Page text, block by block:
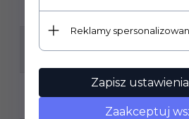
NA ZEWNĄTRZ / WEWNĄTRZ
SPRZEDAŻ PRODUKTU:
PRODUKT SPRZEDAWANY NA
Reklamy
Zapisz
Zaakceptuj